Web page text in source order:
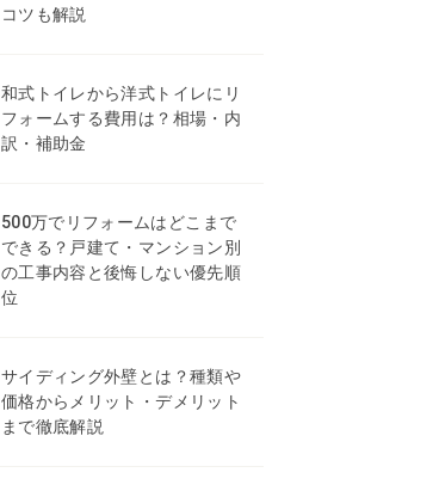
コツも解説
和式トイレから洋式トイレにリ
フォームする費用は？相場・内
訳・補助金
500万でリフォームはどこまで
できる？戸建て・マンション別
の工事内容と後悔しない優先順
位
サイディング外壁とは？種類や
価格からメリット・デメリット
まで徹底解説